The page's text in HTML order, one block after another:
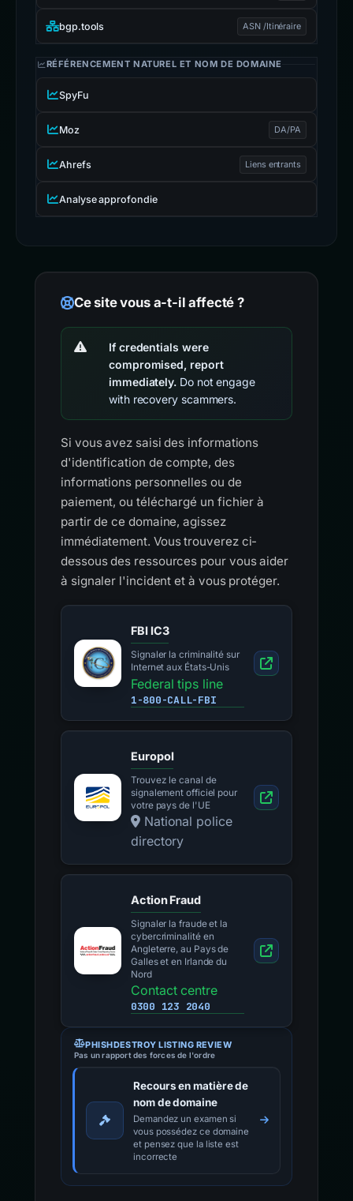
bgp.tools ASN /Itinéraire
RÉFÉRENCEMENT NATUREL ET NOM DE DOMAINE
SpyFu
Moz DA/PA
Ahrefs Liens entrants
Analyse approfondie
Ce site vous a-t-il affecté ?
If credentials were
compromised, report
immediately. Do not engage
with recovery scammers.
Si vous avez saisi des informations
d'identification de compte, des
informations personnelles ou de
paiement, ou téléchargé un fichier à
partir de ce domaine, agissez
immédiatement. Vous trouverez ci-
dessous des ressources pour vous aider
à signaler l'incident et à vous protéger.
FBI IC3
Signaler la criminalité sur
Internet aux États-Unis
Federal tips line
1-800-CALL-FBI
Europol
Trouvez le canal de
signalement officiel pour
votre pays de l'UE
National police
directory
Action Fraud
Signaler la fraude et la
cybercriminalité en
Angleterre, au Pays de
Galles et en Irlande du
Nord
Contact centre
0300 123 2040
PHISHDESTROY LISTING REVIEW
Pas un rapport des forces de l'ordre
Recours en matière de
nom de domaine
Demandez un examen si
vous possédez ce domaine
et pensez que la liste est
incorrecte